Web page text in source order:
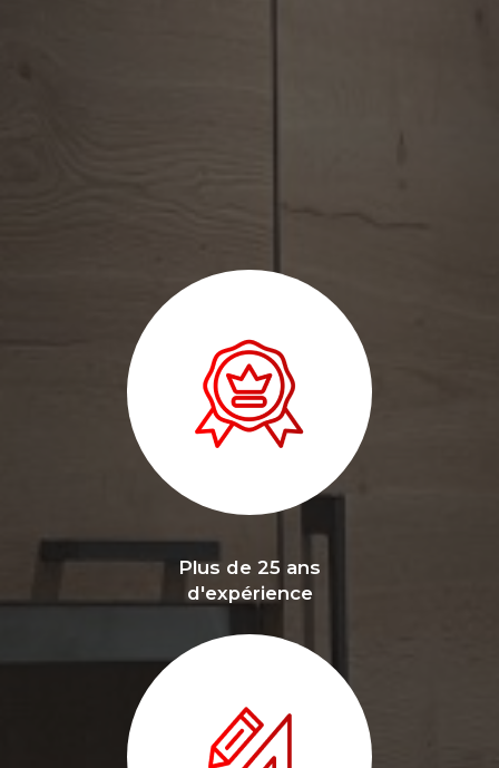
Plus de 25 ans
d'expérience